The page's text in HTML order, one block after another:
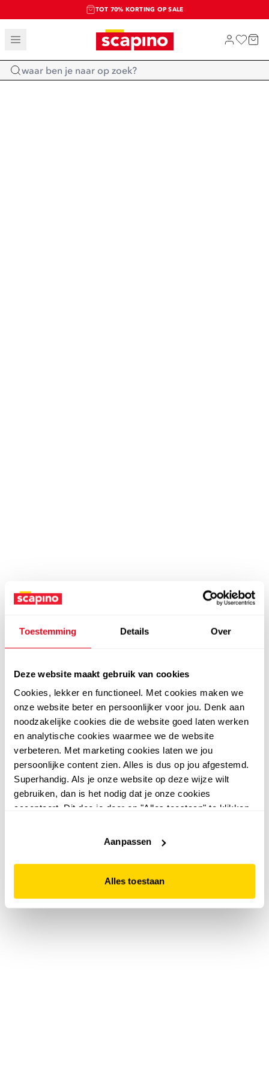
Toestemming Details Over
Deze website maakt gebruik van cookies
Cookies, lekker en functioneel. Met cookies maken we
onze website beter en persoonlijker voor jou. Denk aan
noodzakelijke cookies die de website goed laten werken
en analytische cookies waarmee we de website
verbeteren. Met marketing cookies laten we jou
persoonlijke content zien. Alles is dus op jou afgestemd.
Superhandig. Als je onze website op deze wijze wilt
gebruiken, dan is het nodig dat je onze cookies
accepteert. Dit doe je door op "Alles toestaan" te klikken.
website niet optimaal functioneert.
Aanpassen
Alles toestaan
TOT 70% KORTING OP SALE
SALE: LAATSTE KANS!
SHOP NIEUW
Home